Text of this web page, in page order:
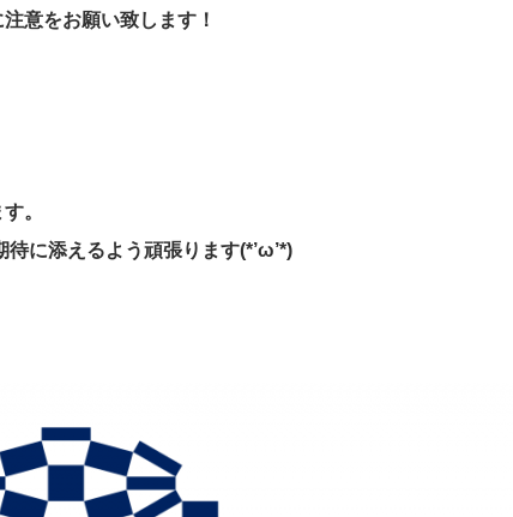
意をお願い致します！
。
に添えるよう頑張ります(*’ω’*)